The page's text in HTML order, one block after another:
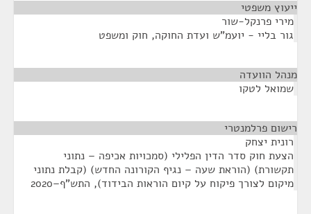
ייעוץ משפטי
מירי פרנקל-שור
גור בליי - יועמ"ש ועדת החוקה, חוק ומשפט
מנהל הוועדה
שמואל לטקו
רישום פרלמנטרי
רונית יצחק
הצעת חוק סדר הדין הפלילי (סמכויות אכיפה – נתוני
תקשורת) (הוראת שעה – נגיף הקורונה החדש) (קבלת נתוני
מיקום לצורך פיקוח על קיום הוראות הבידוד), התש"ף–2020